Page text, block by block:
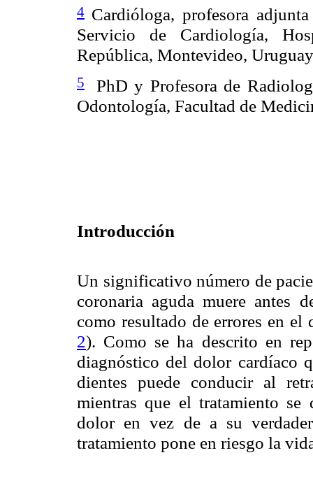
4 Cardióloga, profesora
Servicio de Cardiología,
República, Montevideo,
5
PhD y Profesora de
Odontología, Facultad de
Introducción
Un significativo número de
coronaria aguda muere antes
como resultado de errores en
2). Como se ha descrito en
diagnóstico del dolor cardíaco
dientes puede conducir al
mientras que el tratamiento
dolor en vez de a su
tratamiento pone en riesgo la